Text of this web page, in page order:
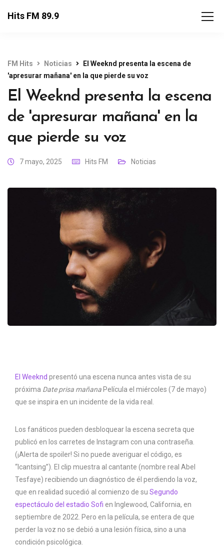
Hits FM 89.9
FM Hits Noticias
El Weeknd presenta la escena de
'apresurar mañana' en la que pierde su voz
El Weeknd presenta la escena
de 'apresurar mañana' en la
que pierde su voz
7 mayo, 2025 Hits FM Noticias
El Weeknd presentó una escena nunca antes vista de su
próxima Date prisa mañana Película el miércoles (7 de mayo)
que se inspira en un incidente de la vida real.
Los fanáticos pueden desbloquear la escena secreta que
publicó en los carretes de Instagram con una contraseña.
(¡Alerta de spoiler! Si no puede averiguar el código, es
“Icantsing”). El clip muestra al cantante (nombre real Abel
Tesfaye) recibiendo un diagnóstico de él perdiendo la voz,
que en realidad sucedió al comienzo de su Segundo
espectáculo del estadio Sofi en Inglewood, California, en
septiembre de 2022. Pero en la película, se entera de que
perder la voz no se debió a una lesión física, sino a una
condición psicológica.